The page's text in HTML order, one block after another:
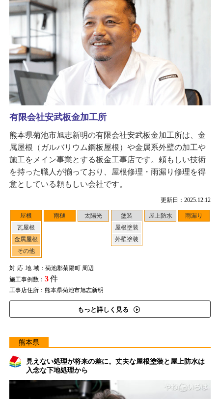
更新日：2025.12.12
屋根
瓦屋根
金属屋根
その他
雨樋 太陽光
塗装
屋根塗装
外壁塗装
屋上防水 雨漏り
対応地域：菊池郡菊陽町 周辺
施工事例数： 3件
工事店住所：熊本県菊池市旭志新明
もっと詳しく見る
有限会社安武板金加工所
熊本県菊池市旭志新明の有限会社安武板金加工所は、金
属屋根（ガルバリウム鋼板屋根）や金属系外壁の加工や
施工をメイン事業とする板金工事店です。頼もしい技術
を持った職人が揃っており、屋根修理・雨漏り修理を得
意としている頼もしい会社です。
熊本県
見えない処理が将来の差に。丈夫な屋根塗装と屋上防水は
入念な下地処理から